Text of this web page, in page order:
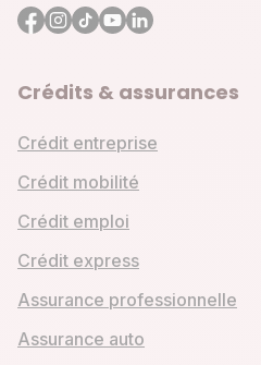
Crédits & assurances
Crédit entreprise
Crédit mobilité
Crédit emploi
Crédit express
Assurance professionnelle
Assurance auto